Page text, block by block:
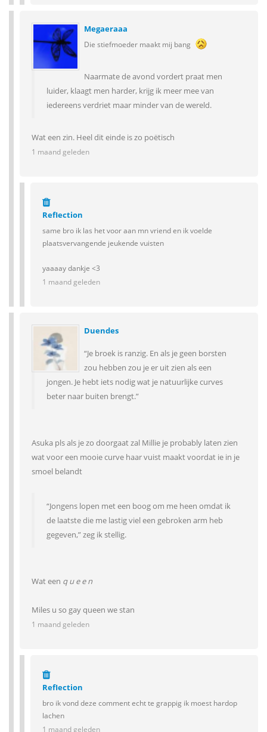
Megaeraaa
Die stiefmoeder maakt mij bang
Naarmate de avond vordert praat men
luider, klaagt men harder, krijg ik meer mee van
iedereens verdriet maar minder van de wereld.
Wat een zin. Heel dit einde is zo poëtisch
1 maand geleden
RefIection
same bro ik las het voor aan mn vriend en ik voelde
plaatsvervangende jeukende vuisten
yaaaay dankje <3
1 maand geleden
Duendes
“Je broek is ranzig. En als je geen borsten
zou hebben zou je er uit zien als een
jongen. Je hebt iets nodig wat je natuurlijke curves
beter naar buiten brengt.”
Asuka pls als je zo doorgaat zal Millie je probably laten zien
wat voor een mooie curve haar vuist maakt voordat ie in je
smoel belandt
“Jongens lopen met een boog om me heen omdat ik
de laatste die me lastig viel een gebroken arm heb
gegeven,” zeg ik stellig.
Wat een q u e e n
Miles u so gay queen we stan
1 maand geleden
RefIection
bro ik vond deze comment echt te grappig ik moest hardop
lachen
1 maand geleden